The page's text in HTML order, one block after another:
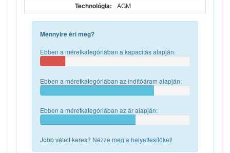
Technológia: AGM
Mennyire éri meg?
Ebben a méretkategóriában a kapacitás alapján:
Ebben a méretkategóriában az indítóáram alapján:
Ebben a méretkategóriában az ár alapján:
Jobb vételt keres? Nézze meg a helyettesítőket!